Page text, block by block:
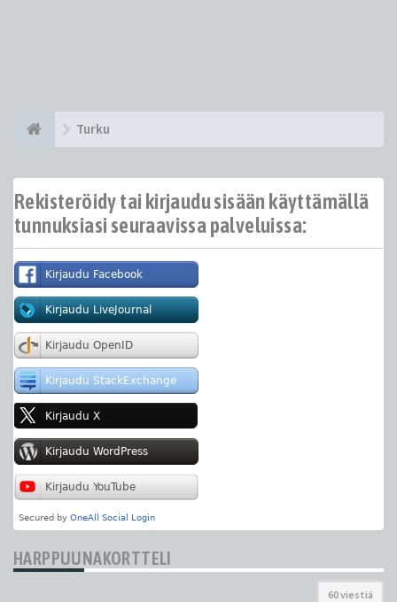
Turku
Rekisteröidy tai kirjaudu sisään käyttämällä
tunnuksiasi seuraavissa palveluissa:
HARPPUUNAKORTTELI
60 viestiä